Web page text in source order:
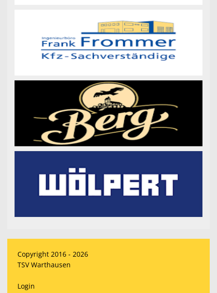
Copyright 2016 - 2026
TSV Warthausen
Login